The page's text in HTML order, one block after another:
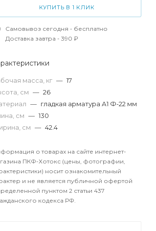
КУПИТЬ В 1 КЛИК
Самовывоз сегодня - бесплатно
Доставка завтра - 390 ₽
масса, кг — 17
см — 26
— гладкая арматура А1 Ф-22 мм
см — 130
см — 42.4
о товарах на сайте интернет-
ПКФ-Хотокс (цены, фотографии,
носит ознакомительный
и не является публичной офертой
пунктом 2 статьи 437
кодекса РФ.